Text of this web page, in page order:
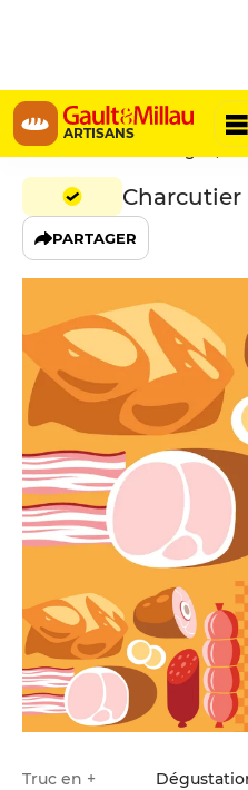
ARTISANS
Le
Route de Combelongue,
Charcutier
PARTAGER
Truc en +